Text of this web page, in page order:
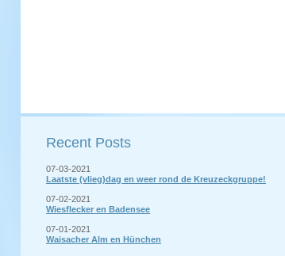
Recent Posts
07-03-2021
Laatste (vlieg)dag en weer rond de Kreuzeckgruppe!
07-02-2021
Wiesflecker en Badensee
07-01-2021
Waisacher Alm en Hünchen